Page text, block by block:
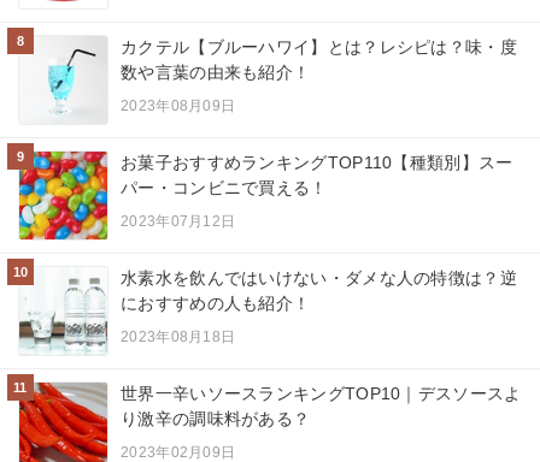
8
カクテル【ブルーハワイ】とは？レシピは？味・度
数や言葉の由来も紹介！
2023年08月09日
9
お菓子おすすめランキングTOP110【種類別】スー
パー・コンビニで買える！
2023年07月12日
10
水素水を飲んではいけない・ダメな人の特徴は？逆
におすすめの人も紹介！
2023年08月18日
11
世界一辛いソースランキングTOP10｜デスソースよ
り激辛の調味料がある？
2023年02月09日